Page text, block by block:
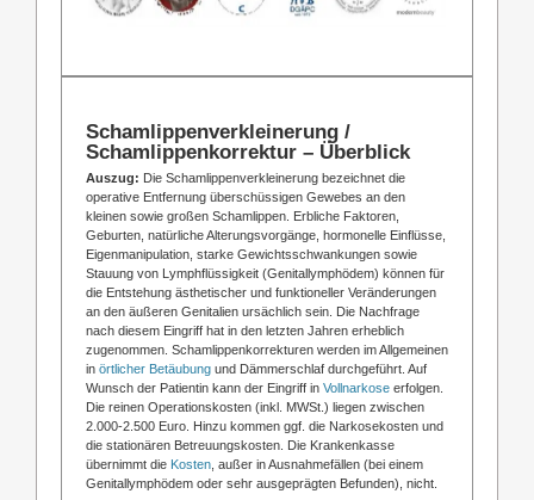
Schamlippenverkleinerung /
Schamlippenkorrektur – Überblick
Auszug: Die Schamlippenverkleinerung bezeichnet die
operative Entfernung überschüssigen Gewebes an den
kleinen sowie großen Schamlippen. Erbliche Faktoren,
Geburten, natürliche Alterungsvorgänge, hormonelle Einflüsse,
Eigenmanipulation, starke Gewichtsschwankungen sowie
Stauung von Lymphflüssigkeit (Genitallymphödem) können für
die Entstehung ästhetischer und funktioneller Veränderungen
an den äußeren Genitalien ursächlich sein. Die Nachfrage
nach diesem Eingriff hat in den letzten Jahren erheblich
zugenommen. Schamlippenkorrekturen werden im Allgemeinen
in örtlicher Betäubungund Dämmerschlaf durchgeführt. Auf
Wunsch der Patientin kann der Eingriff in Vollnarkoseerfolgen.
Die reinen Operationskosten (inkl. MWSt.) liegen zwischen
2.000-2.500 Euro. Hinzu kommen ggf. die Narkosekosten und
die stationären Betreuungskosten. Die Krankenkasse
übernimmt die Kosten, außer in Ausnahmefällen (bei einem
Genitallymphödem oder sehr ausgeprägten Befunden), nicht.